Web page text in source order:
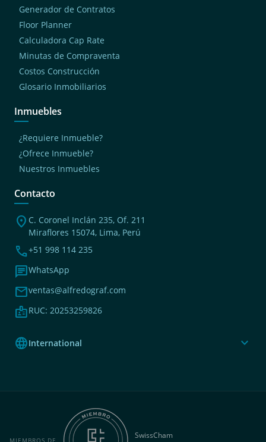
Generador de Contratos
Floor Planner
Calculadora Cap Rate
Minutas de Compraventa
Costos Construcción
Glosario Inmobiliarios
Inmuebles
¿Requiere Inmueble?
¿Ofrece Inmueble?
Nuestros Inmuebles
Contacto
location_on C. Coronel Inclán 235, Of. 211
Miraflores 15074, Lima, Perú
phone+51 998 114 235
chatWhatsApp
mailventas@alfredograf.com
badgeRUC: 20253259826
languageInternational expand_more
MIEMBROS DE
SwissCham